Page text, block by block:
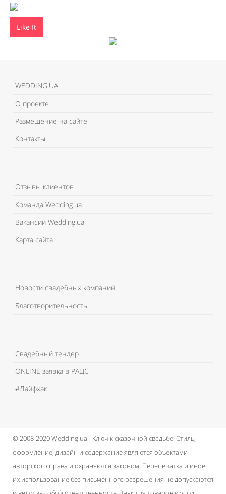
Like It
WEDDING.UA
О проекте
Размещение на сайте
Контакты
Отзывы клиентов
Команда Wedding.ua
Вакансии Wedding.ua
Карта сайта
Новости свадебных компаний
Благотворительность
Свадебный тендер
ONLINE заявка в РАЦС
#Лайфхак
© 2008-2020 Wedding.ua - Ключ к сказочной свадьбе. Стиль,
оформление, дизайн и содержание являются объектами
авторского права и охраняются законом. Перепечатка и иное
их использование без письменного разрешения не допускаются